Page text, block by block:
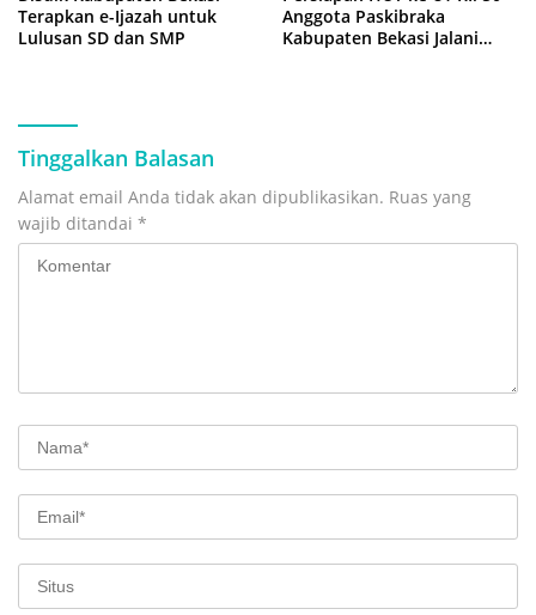
Terapkan e-Ijazah untuk
Lulusan SD dan SMP
Anggota Paskibraka
Kabupaten Bekasi Jalani
Tinggalkan Balasan
Alamat email Anda tidak akan dipublikasikan. Ruas yang
wajib ditandai *